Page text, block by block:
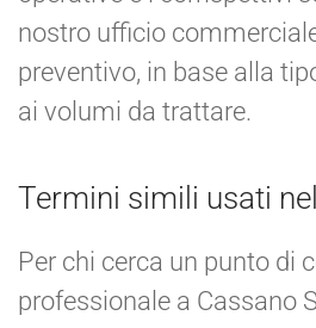
nostro ufficio
preventivo, in base alla
ai volumi da trattare.
Termini simili usati
Per chi cerca un punto di
professionale a Cassano